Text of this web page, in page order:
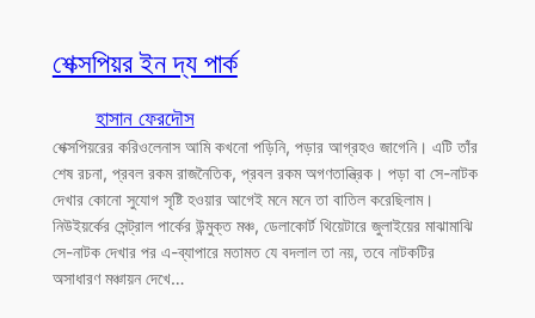
শেক্সপিয়র ইন দ্য পার্ক
হাসান ফেরদৌস
শেক্সপিয়রের করিওলেনাস আমি কখনো পড়িনি, পড়ার আগ্রহও জাগেনি। এটি তাঁর
শেষ রচনা, প্রবল রকম রাজনৈতিক, প্রবল রকম অগণতান্ত্রিক। পড়া বা সে-নাটক
দেখার কোনো সুযোগ সৃষ্টি হওয়ার আগেই মনে মনে তা বাতিল করেছিলাম।
নিউইয়র্কের সেন্ট্রাল পার্কের উন্মুক্ত মঞ্চ, ডেলাকোর্ট থিয়েটারে জুলাইয়ের মাঝামাঝি
সে-নাটক দেখার পর এ-ব্যাপারে মতামত যে বদলাল তা নয়, তবে নাটকটির
অসাধারণ মঞ্চায়ন দেখে…